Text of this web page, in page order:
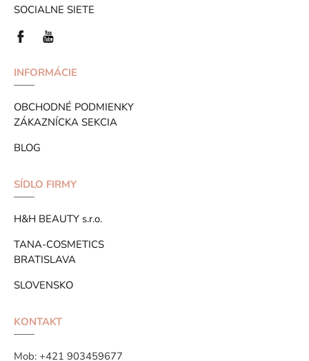
SOCIALNE SIETE
INFORMÁCIE
OBCHODNÉ PODMIENKY
ZÁKAZNÍCKA SEKCIA
BLOG
SÍDLO FIRMY
H&H BEAUTY s.r.o.
TANA-COSMETICS
BRATISLAVA
SLOVENSKO
KONTAKT
Mob: +421 903459677